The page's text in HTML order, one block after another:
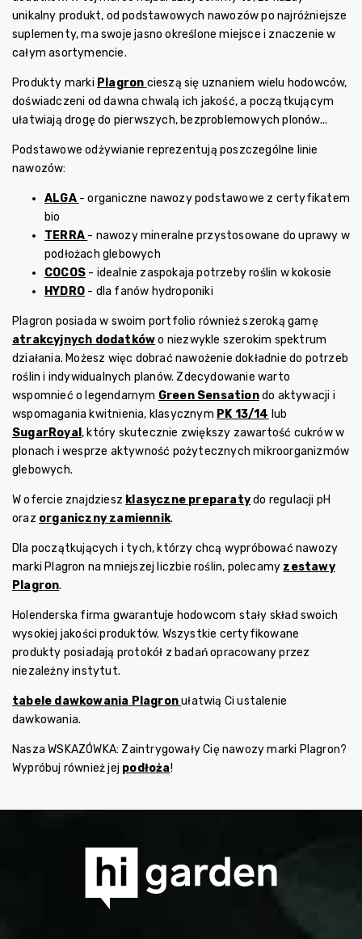
unikalny produkt, od podstawowych nawozów po najróżniejsze
suplementy, ma swoje jasno określone miejsce i znaczenie w
całym asortymencie.
Produkty marki Plagron cieszą się uznaniem wielu hodowców,
doświadczeni od dawna chwalą ich jakość, a początkującym
ułatwiają drogę do pierwszych, bezproblemowych plonów...
Podstawowe odżywianie reprezentują poszczególne linie
nawozów:
ALGA - organiczne nawozy podstawowe z certyfikatem
bio
TERRA - nawozy mineralne przystosowane do uprawy w
podłożach glebowych
COCOS - idealnie zaspokaja potrzeby roślin w kokosie
HYDRO - dla fanów hydroponiki
Plagron posiada w swoim portfolio również szeroką gamę
atrakcyjnych dodatkówo niezwykle szerokim spektrum
działania. Możesz więc dobrać nawożenie dokładnie do potrzeb
roślin i indywidualnych planów. Zdecydowanie warto
wspomnieć o legendarnym Green Sensationdo aktywacji i
wspomagania kwitnienia, klasycznym PK 13/14 lub
SugarRoyal , który skutecznie zwiększy zawartość cukrów w
plonach i wesprze aktywność pożytecznych mikroorganizmów
glebowych.
W ofercie znajdziesz klasyczne preparatydo regulacji pH
oraz organiczny zamiennik.
Dla początkujących i tych, którzy chcą wypróbować nawozy
marki Plagron na mniejszej liczbie roślin, polecamy zestawy
Plagron.
Holenderska firma gwarantuje hodowcom stały skład swoich
wysokiej jakości produktów. Wszystkie certyfikowane
produkty posiadają protokół z badań opracowany przez
niezależny instytut.
tabele dawkowania Plagronułatwią Ci ustalenie
dawkowania.
Nasza WSKAZÓWKA: Zaintrygowały Cię nawozy marki Plagron?
Wypróbuj również jej podłoża!